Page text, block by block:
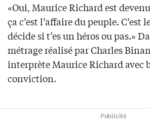
«Oui, Maurice Richard est
ça c’est l’affaire du peuple. C’est
décide si t’es un héros ou pas.»
métrage réalisé par Charles
interprète Maurice Richard avec
conviction.
Publicité